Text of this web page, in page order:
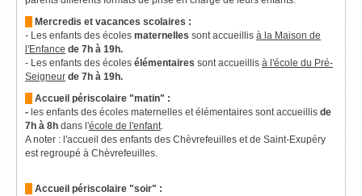
Mercredis et vacances scolaires :
- Les enfants des écoles maternelles sont accueillis à la Maison de
l'Enfance de 7h à 19h.
- Les enfants des écoles élémentaires sont accueillis à l'école du Pré-
Seigneur de 7h à 19h.
Accueil périscolaire "matin" :
- les enfants des écoles maternelles et élémentaires sont accueillis de
7h à 8h dans l'école de l'enfant.
A noter : l'accueil des enfants des Chèvrefeuilles et de Saint-Exupéry
est regroupé à Chèvrefeuilles.
Accueil périscolaire "soir" :